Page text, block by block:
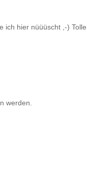
hier nüüüscht ,-)
werden.